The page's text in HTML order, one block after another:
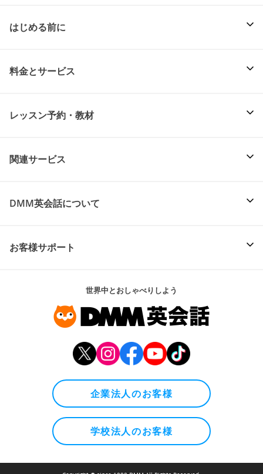
はじめる前に
料金とサービス
レッスン予約・教材
関連サービス
DMM英会話について
お客様サポート
世界中とおしゃべりしよう
企業法人のお客様
学校法人のお客様